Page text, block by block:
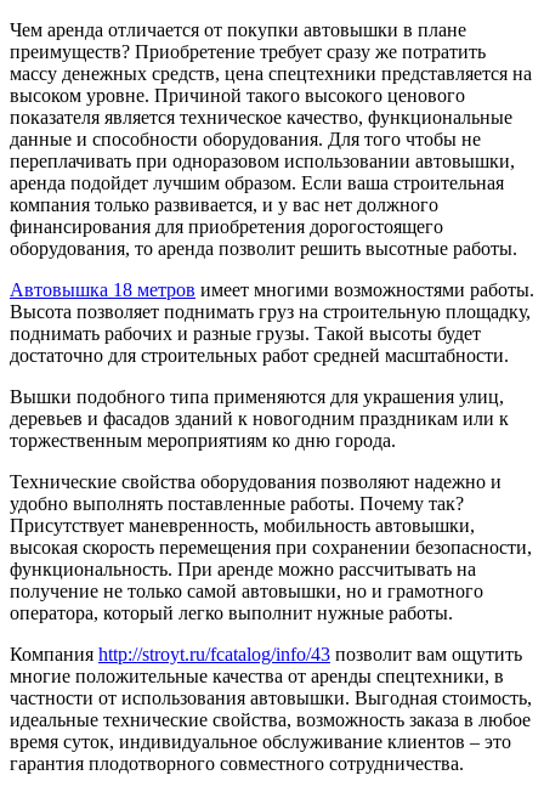
Чем аренда отличается от покупки автовышки в плане
преимуществ? Приобретение требует сразу же потратить
массу денежных средств, цена спецтехники представляется на
высоком уровне. Причиной такого высокого ценового
показателя является техническое качество, функциональные
данные и способности оборудования. Для того чтобы не
переплачивать при одноразовом использовании автовышки,
аренда подойдет лучшим образом. Если ваша строительная
компания только развивается, и у вас нет должного
финансирования для приобретения дорогостоящего
оборудования, то аренда позволит решить высотные работы.
Автовышка 18 метров имеет многими возможностями работы.
Высота позволяет поднимать груз на строительную площадку,
поднимать рабочих и разные грузы. Такой высоты будет
достаточно для строительных работ средней масштабности.
Вышки подобного типа применяются для украшения улиц,
деревьев и фасадов зданий к новогодним праздникам или к
торжественным мероприятиям ко дню города.
Технические свойства оборудования позволяют надежно и
удобно выполнять поставленные работы. Почему так?
Присутствует маневренность, мобильность автовышки,
высокая скорость перемещения при сохранении безопасности,
функциональность. При аренде можно рассчитывать на
получение не только самой автовышки, но и грамотного
оператора, который легко выполнит нужные работы.
Компания http://stroyt.ru/fcatalog/info/43 позволит вам ощутить
многие положительные качества от аренды спецтехники, в
частности от использования автовышки. Выгодная стоимость,
идеальные технические свойства, возможность заказа в любое
время суток, индивидуальное обслуживание клиентов – это
гарантия плодотворного совместного сотрудничества.